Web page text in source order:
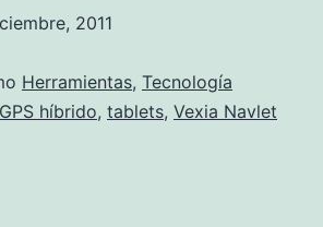
2011
Herramientas, Tecnología
GPS híbrido, tablets, Vexia Navlet